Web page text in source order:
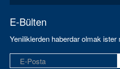
E-Bülten
Yeniliklerden haberdar olmak ister